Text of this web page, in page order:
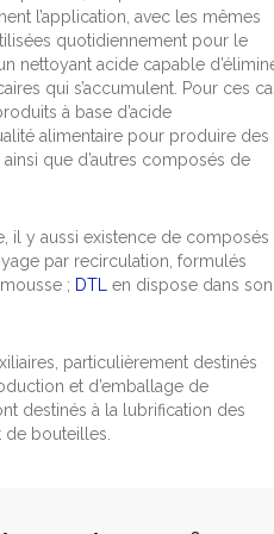
l’application, avec les mêmes
quotidiennement pour le
nettoyant acide capable
qui s’accumulent. Pour ces
à base d’acide
alimentaire pour produire des
que d’autres composés de
il y aussi existence de composés
par recirculation, formulés
; DTL
en dispose dans son
particulièrement destinés
et d’emballage de
destinés à la lubrification des
bouteilles.